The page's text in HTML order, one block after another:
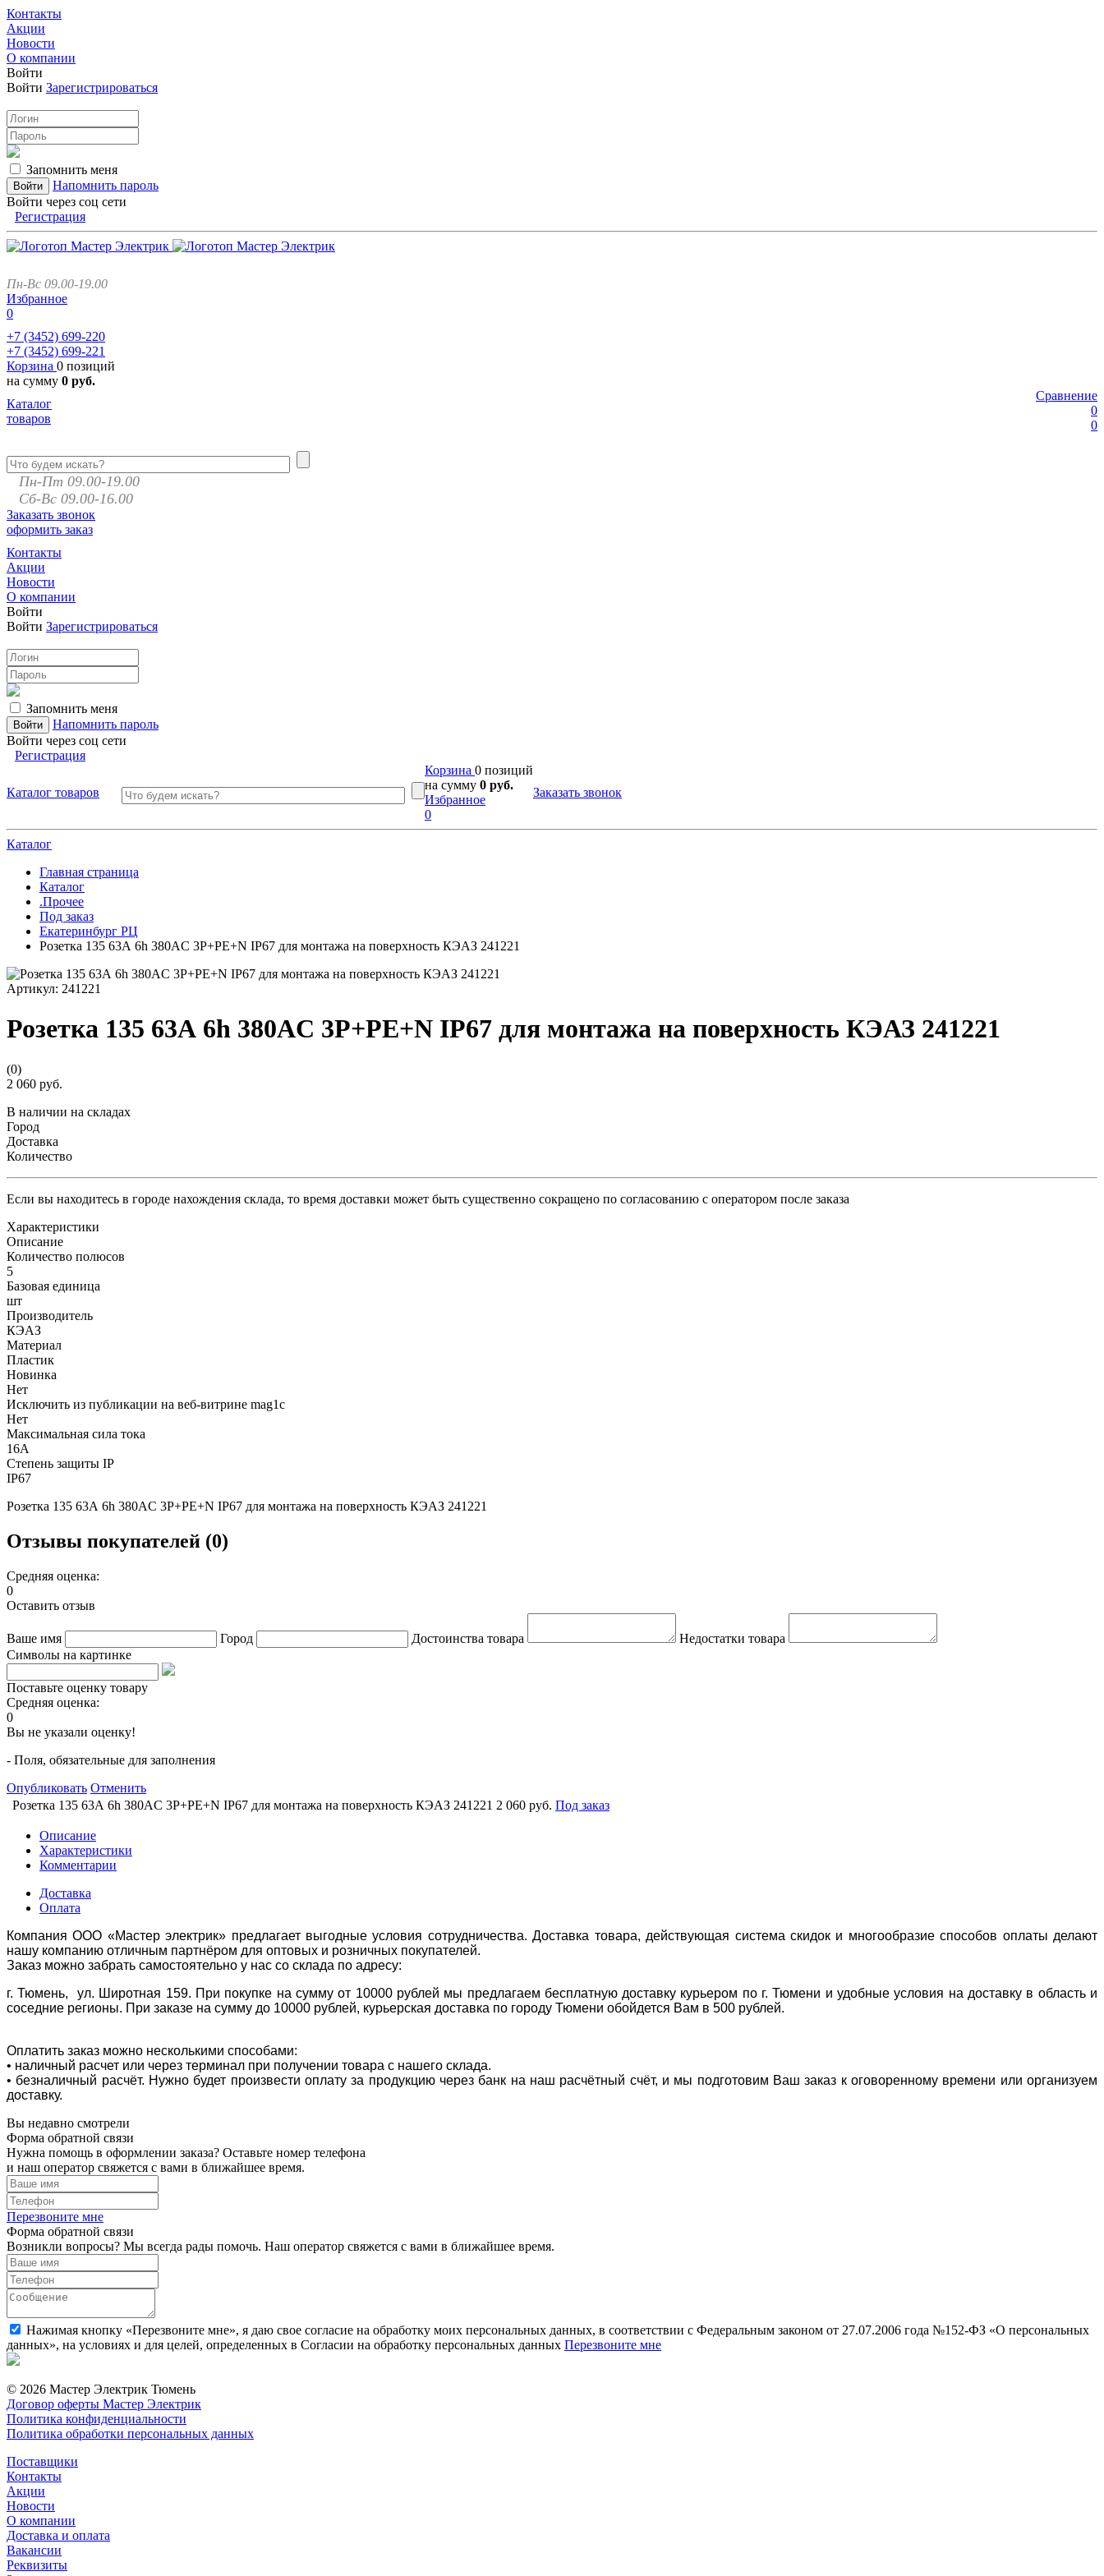
Контакты
Акции
Новости
О компании
Войти
Войти Зарегистрироваться
Запомнить меня
Напомнить пароль
Войти через соц сети
Регистрация
Пн-Вс 09.00-19.00
Избранное
0
+7 (3452) 699-220
+7 (3452) 699-221
Корзина 0 позиций
на сумму 0 руб.
Сравнение
0
0
Каталог
товаров
Пн-Пт 09.00-19.00
Сб-Вс 09.00-16.00
Заказать звонок
оформить заказ
Контакты
Акции
Новости
О компании
Войти
Войти Зарегистрироваться
Запомнить меня
Напомнить пароль
Войти через соц сети
Регистрация
Каталог товаров
Корзина 0 позиций
на сумму 0 руб.
Избранное
0
Заказать звонок
Каталог
Главная страница
Каталог
.Прочее
Под заказ
Екатеринбург РЦ
Розетка 135 63А 6h 380AC 3P+PE+N IP67 для монтажа на поверхность КЭАЗ 241221
Артикул: 241221
Розетка 135 63А 6h 380AC 3P+PE+N IP67 для монтажа на поверхность КЭАЗ 241221
(0)
2 060 руб.
В наличии на складах
Город
Доставка
Количество
Если вы находитесь в городе нахождения склада, то время доставки может быть существенно сокращено по согласованию с оператором после заказа
Характеристики
Описание
Количество полюсов
5
Базовая единица
шт
Производитель
КЭАЗ
Материал
Пластик
Новинка
Нет
Исключить из публикации на веб-витрине mag1c
Нет
Максимальная сила тока
16А
Степень защиты IP
IP67
Розетка 135 63А 6h 380AC 3P+PE+N IP67 для монтажа на поверхность КЭАЗ 241221
Отзывы покупателей (0)
Средняя оценка:
0
Оставить отзыв
Ваше имя Город Достоинства товара
Недостатки товара
Символы на картинке
Поставьте оценку товару
Средняя оценка:
0
Вы не указали оценку!
- Поля, обязательные для заполнения
Опубликовать Отменить
Розетка 135 63А 6h 380AC 3P+PE+N IP67 для монтажа на поверхность КЭАЗ 241221 2 060 руб. Под заказ
Описание
Характеристики
Комментарии
Доставка
Оплата
Компания ООО «Мастер электрик» предлагает выгодные условия сотрудничества. Доставка товара, действующая система скидок и многообразие способов оплаты делают
нашу компанию отличным партнёром для оптовых и розничных покупателей.
Заказ можно забрать самостоятельно у нас со склада по адресу:
г. Тюмень, ул. Широтная 159. При покупке на сумму от 10000 рублей мы предлагаем бесплатную доставку курьером по г. Тюмени и удобные условия на доставку в область и
соседние регионы. При заказе на сумму до 10000 рублей, курьерская доставка по городу Тюмени обойдется Вам в 500 рублей.
Оплатить заказ можно несколькими способами:
• наличный расчет или через терминал при получении товара с нашего склада.
• безналичный расчёт. Нужно будет произвести оплату за продукцию через банк на наш расчётный счёт, и мы подготовим Ваш заказ к оговоренному времени или организуем
доставку.
Вы недавно смотрели
Форма обратной связи
Нужна помощь в оформлении заказа? Оставьте номер телефона
и наш оператор свяжется с вами в ближайшее время.
Перезвоните мне
Форма обратной связи
Возникли вопросы? Мы всегда рады помочь. Наш оператор свяжется с вами в ближайшее время.
Нажимая кнопку «Перезвоните мне», я даю свое согласие на обработку моих персональных данных, в соответствии с Федеральным законом от 27.07.2006 года №152-ФЗ «О персональных
данных», на условиях и для целей, определенных в Согласии на обработку персональных данных Перезвоните мне
© 2026 Мастер Электрик Тюмень
Договор оферты Мастер Электрик
Политика конфиденциальности
Политика обработки персональных данных
Поставщики
Контакты
Акции
Новости
О компании
Доставка и оплата
Вакансии
Реквизиты